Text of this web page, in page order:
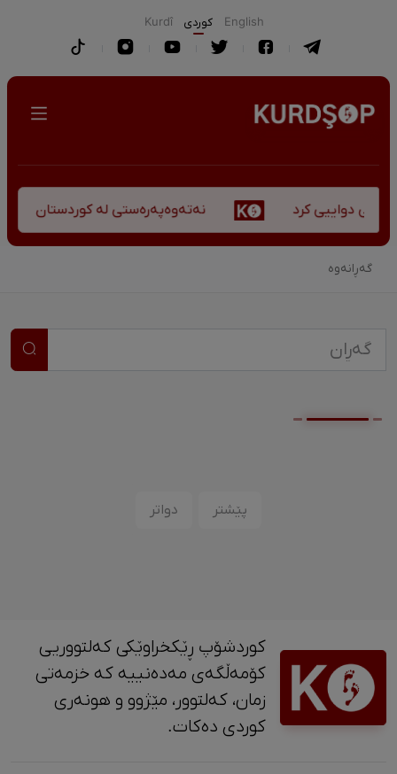
English كوردی Kurdî
دواییی کرد نەتەوەپەرەستی لە کوردستان -
گەڕانەوە
پێشتر دواتر
کوردشۆپ ڕێکخراوێکی کەلتووریی
کۆمەڵگەی مەدەنییە کە خزمەتی
زمان، کەلتوور، مێژوو و ‎هونەری
کوردی دەکات.